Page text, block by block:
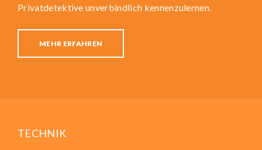
Privatdetektive unverbindlich kennenzulernen.
MEHR ERFAHREN
TECHNIK